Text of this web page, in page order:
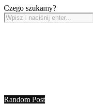
Czego szukamy?
Random Post